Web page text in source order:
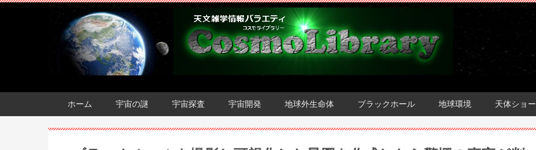
ホーム 宇宙の謎 宇宙探査 宇宙開発 地球外生命体 ブラックホール 地球環境 天体ショー